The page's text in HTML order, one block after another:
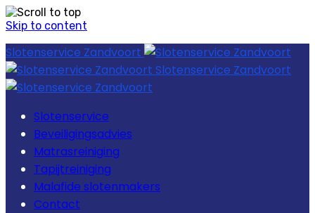
Skip to content
Slotenservice Zandvoort
Slotenservice Zandvoort
Slotenservice
Beveiligingsadvies
Matrasreiniging
Tapijtreiniging
Malafide slotenmakers
Contact